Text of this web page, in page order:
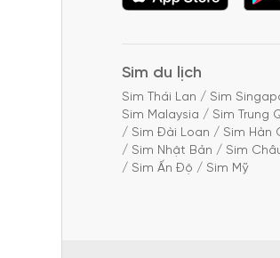
Sim du lịch
Sim Thái Lan / Sim
Sim Malaysia / Sim Trung
/ Sim Đài Loan / Sim Hàn
/ Sim Nhật Bản / Sim
/ Sim Ấn Độ / Sim Mỹ